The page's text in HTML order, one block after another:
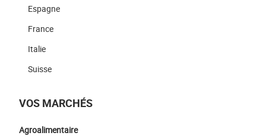
Espagne
France
Italie
Suisse
VOS MARCHÉS
Agroalimentaire